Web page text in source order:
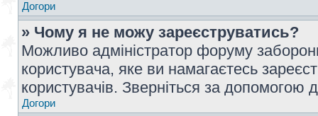
Догори
» Чому я не можу зареєструватись?
Можливо адміністратор форуму
користувача, яке ви намагаєтесь
користувачів. Зверніться за допомогою
Догори